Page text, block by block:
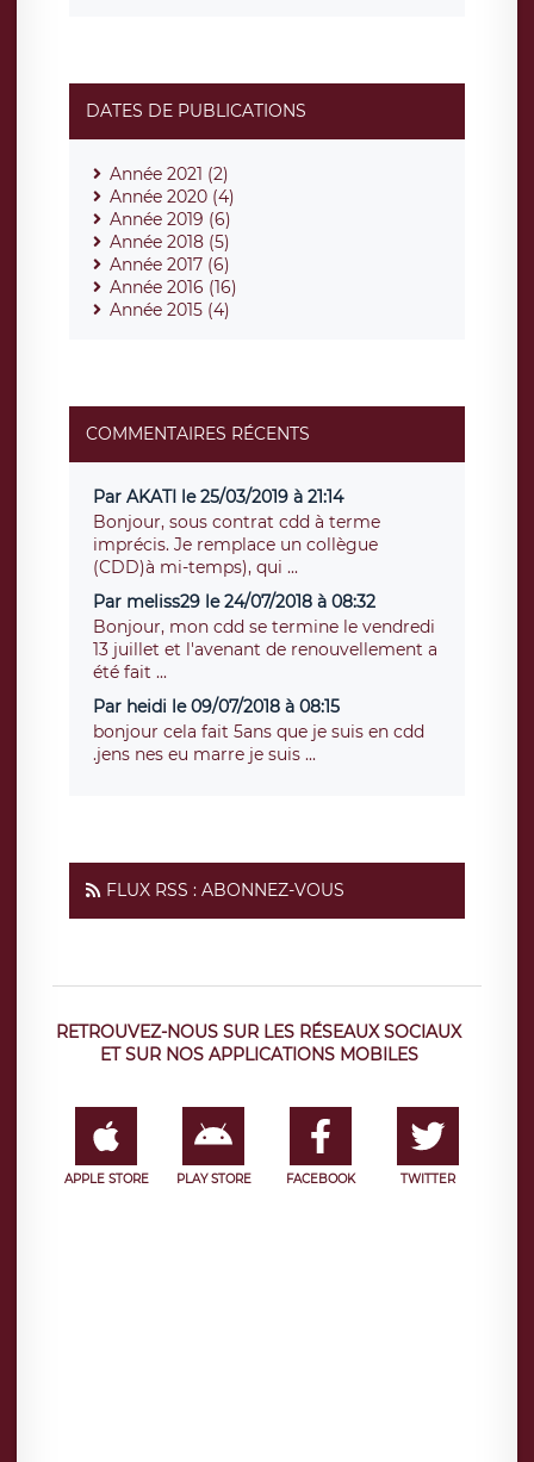
DATES DE PUBLICATIONS
Année 2021 (2)
Année 2020 (4)
Année 2019 (6)
Année 2018 (5)
Année 2017 (6)
Année 2016 (16)
Année 2015 (4)
COMMENTAIRES RÉCENTS
Par AKATI le 25/03/2019 à 21:14
Bonjour, sous contrat cdd à terme
imprécis. Je remplace un collègue
(CDD)à mi-temps), qui ...
Par meliss29 le 24/07/2018 à 08:32
Bonjour, mon cdd se termine le vendredi
13 juillet et l'avenant de renouvellement a
été fait ...
Par heidi le 09/07/2018 à 08:15
bonjour cela fait 5ans que je suis en cdd
.jens nes eu marre je suis ...
FLUX RSS : ABONNEZ-VOUS
RETROUVEZ-NOUS SUR LES RÉSEAUX SOCIAUX
ET SUR NOS APPLICATIONS MOBILES
APPLE STORE PLAY STORE FACEBOOK TWITTER